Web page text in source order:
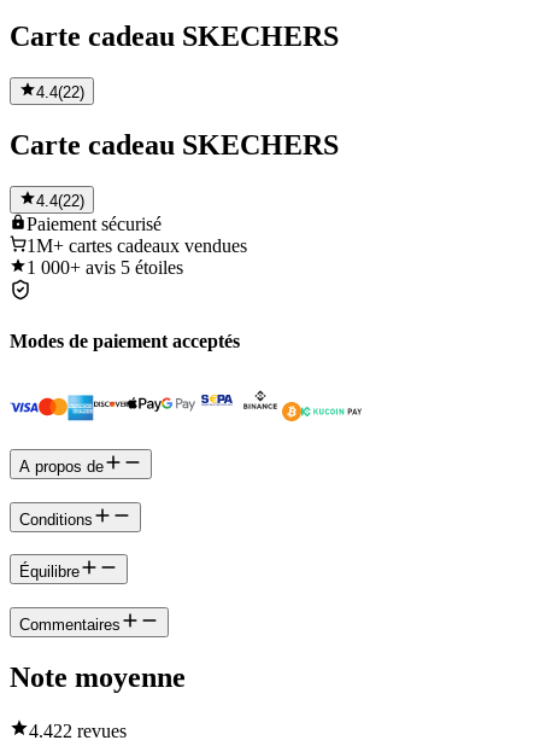
Carte cadeau SKECHERS
4.4(22)
Carte cadeau SKECHERS
4.4(22)
Paiement sécurisé
1M+ cartes cadeaux vendues
1 000+ avis 5 étoiles
Modes de paiement acceptés
A propos de
Conditions
Équilibre
Commentaires
Note moyenne
4.422 revues